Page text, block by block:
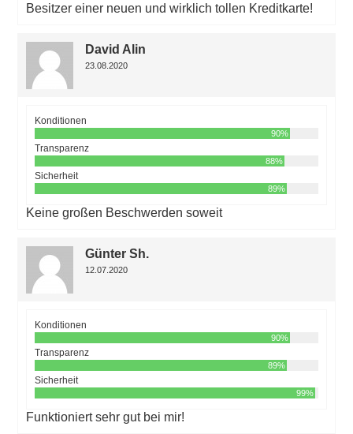
Besitzer einer neuen und wirklich tollen Kreditkarte!
David Alin
23.08.2020
Konditionen
90%
Transparenz
88%
Sicherheit
89%
Keine großen Beschwerden soweit
Günter Sh.
12.07.2020
Konditionen
90%
Transparenz
89%
Sicherheit
99%
Funktioniert sehr gut bei mir!